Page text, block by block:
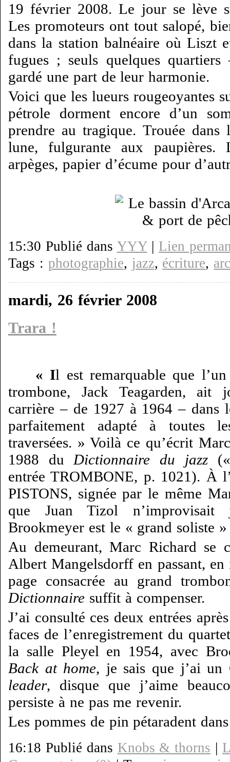
19 février 2008. Le jour se lève
Les promoteurs ont tout salopé,
dans la station balnéaire où Liszt
fugues ; seuls quelques
gardé une part de leur harmonie.
Voici que les lueurs rougeoyantes
pétrole dorment encore d’un
prendre au tragique. Trouée
lune, fulgurante aux paupières.
arpèges, papier d’écume pour
15:30 Publié dans YYY| Lien
Tags : photographie, jazz, écriture,
mardi, 26 février 2008
Trara !
« Il est remarquable que
trombone, Jack Teagarden, ait
carrière – de 1927 à 1964 – dans
parfaitement adapté à toutes
traversées. » Voilà ce qu’écrit
1988 du Dictionnaire du jazz(«
entrée TROMBONE, p. 1021). À
PISTONS, signée par le même
que Juan Tizol
Brookmeyer est le « grand soliste
Au demeurant, Marc Richard se
Albert Mangelsdorff en passant,
page consacrée au grand
Dictionnaire suffit à compenser.
J’ai consulté ces deux entrées
faces de l’enregistrement du
la salle Pleyel en 1954, avec
Back at home, je sais que j’ai un
leader, disque que j’aime
persiste à ne pas me revenir.
Les pommes de pin pétaradent
16:18 Publié dans Knobs & thorns |